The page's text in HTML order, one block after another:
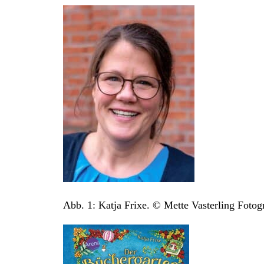
Abb. 1: Katja Frixe. © Mette Vasterling